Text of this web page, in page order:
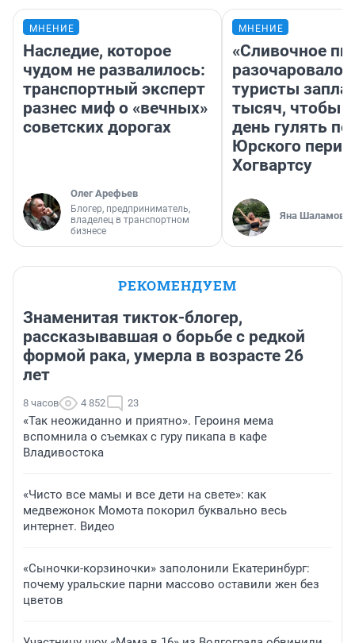
МНЕНИЕ
Наследие, которое
чудом не развалилось:
транспортный эксперт
разнес миф о «вечных»
советских дорогах
Олег Арефьев
Блогер, предприниматель,
владелец в транспортном
бизнесе
МНЕНИЕ
«Сливочное
разочаровало»:
туристы
тысяч, чтобы
день гулять по
Юрского
Хогвартсу
Яна Шаламова
РЕКОМЕНДУЕМ
Знаменитая тикток-блогер,
рассказывавшая о борьбе с редкой
формой рака, умерла в возрасте 26
лет
8 часов 4 852 23
«Так неожиданно и приятно». Героиня мема
вспомнила о съемках с гуру пикапа в кафе
Владивостока
«Чисто все мамы и все дети на свете»: как
медвежонок Момота покорил буквально весь
интернет. Видео
«Сыночки-корзиночки» заполонили Екатеринбург:
почему уральские парни массово оставили жен без
цветов